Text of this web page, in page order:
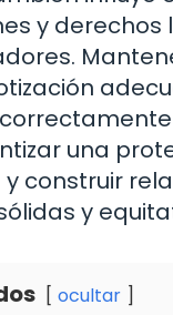
y derechos
una
construir
y
ocultar